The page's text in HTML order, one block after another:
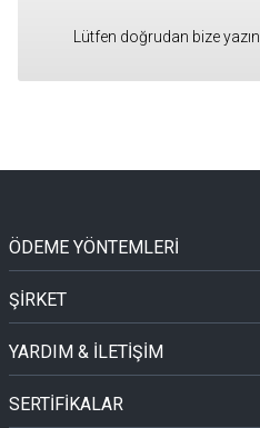
Lütfen doğrudan bize yazın.
ÖDEME YÖNTEMLERİ
ŞİRKET
YARDIM & İLETİŞİM
SERTİFİKALAR